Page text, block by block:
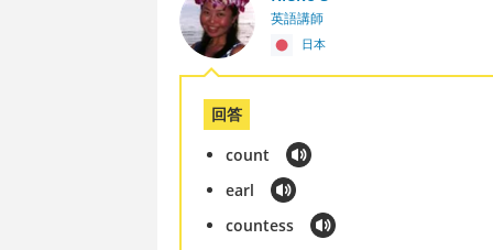
英語講師
日本
回答
count
earl
countess